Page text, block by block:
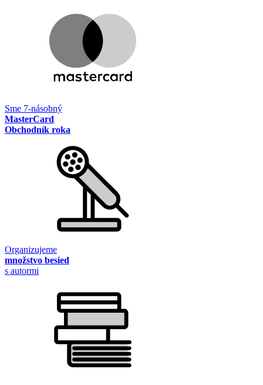
Sme 7-násobný
MasterCard
Obchodník roka
Organizujeme
množstvo besied
s autormi